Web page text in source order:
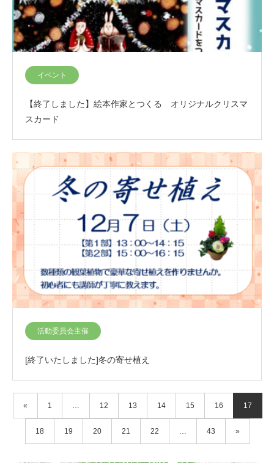
イベント
【終了しました】絵本作家とつくる オリジナルクリスマ
スカード
活動委員会主催
[終了いたしました]冬の寄せ植え
« 1 … 12 13 14 15 16 17
18 19 20 21 22 … 43 »